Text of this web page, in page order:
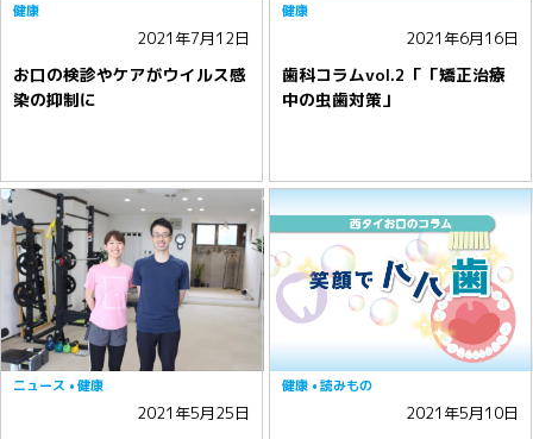
2021年7月12日
お口の検診やケアがウイルス感
染の抑制に
健康
2021年6月16日
歯科コラムvol.2「「矯正治療
中の虫歯対策」
健康
2021年5月25日
ニュース 健康
2021年5月10日
健康 読みもの